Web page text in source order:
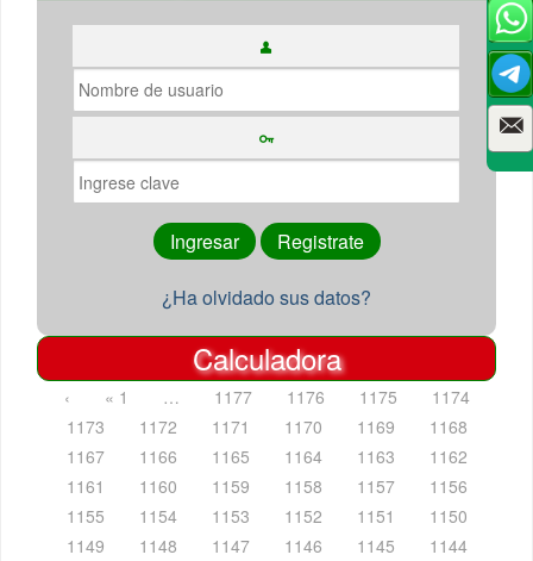
¿Ha olvidado sus datos?
Calculadora
‹ « 1 … 1177 1176 1175
1174
1173
1172 1171 1170 1169
1168
1167
1166 1165 1164 1163
1162
1161
1160 1159 1158 1157
1156
1155
1154 1153 1152 1151
1150
1149
1148 1147 1146 1145
1144